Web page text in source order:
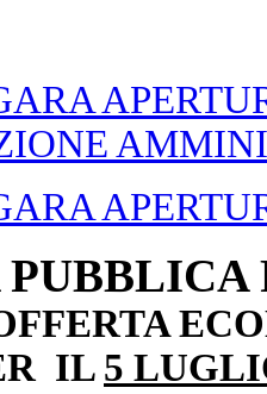
PUBBLICA
IL 5